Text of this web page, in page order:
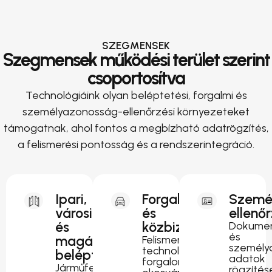
SZEGMENSEK
Szegmensek működési terület szerint
csoportosítva
Technológiáink olyan beléptetési, forgalmi és
személyazonosság-ellenőrzési környezeteket
támogatnak, ahol fontos a megbízható adatrögzítés,
a felismerési pontosság és a rendszerintegráció.
Ipari,
városi
és
magánterületi
beléptetés
Járműfelismerés
Forgalomirányítás
és
közbiztonság
Felismerési
technológia
forgalomfigyeléshez,
és
adatok